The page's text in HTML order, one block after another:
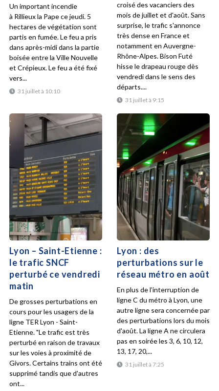
31 juillet à 10:10
Un important incendie
à Rillieux la Pape ce jeudi. 5
hectares de végétation sont
partis en fumée. Le feu a pris
dans après-midi dans la partie
boisée entre la Ville Nouvelle
et Crépieux. Le feu a été fixé
vers...
31 juillet à 9:15
croisé des vacanciers des
mois de juillet et d'août. Sans
surprise, le trafic s'annonce
très dense en France et
notamment en Auvergne-
Rhône-Alpes. Bison Futé
hisse le drapeau rouge dès
vendredi dans le sens des
départs....
Lyon – Saint-Etienne :
le trafic SNCF
perturbé ce vendredi
matin
De grosses perturbations en
cours pour les usagers de la
ligne TER Lyon - Saint-
Etienne. "Le trafic est très
perturbé en raison de travaux
sur les voies à proximité de
Givors. Certains trains ont été
supprimé tandis que d'autres
ont...
Lyon : des
perturbations sur le
réseau métro en août
31 juillet à 7:25
En plus de l'interruption de
ligne C du métro à Lyon, une
autre ligne sera concernée par
des perturbations lors du mois
d'août. La ligne A ne circulera
pas en soirée les 3, 6, 10, 12,
13, 17, 20,...